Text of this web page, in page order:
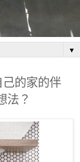
▼
的家的伴
法？